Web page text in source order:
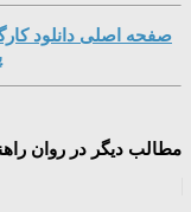
صفحه اصلی دانلود
مطالب دیگر در روان